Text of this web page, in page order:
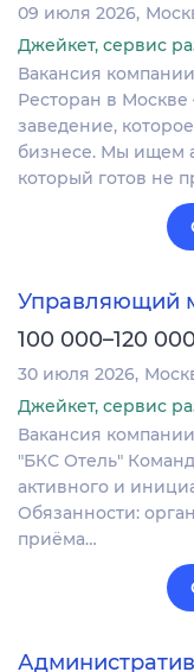
09 июля 2026
Джейкет, сервис
Вакансия
Ресторан в
заведение,
бизнесе. Мы ищем
который готов не
Управляющий
100 000–120
30 июля 2026
Джейкет, сервис
Вакансия
"БКС Отель"
активного и
Обязанности:
приёма…